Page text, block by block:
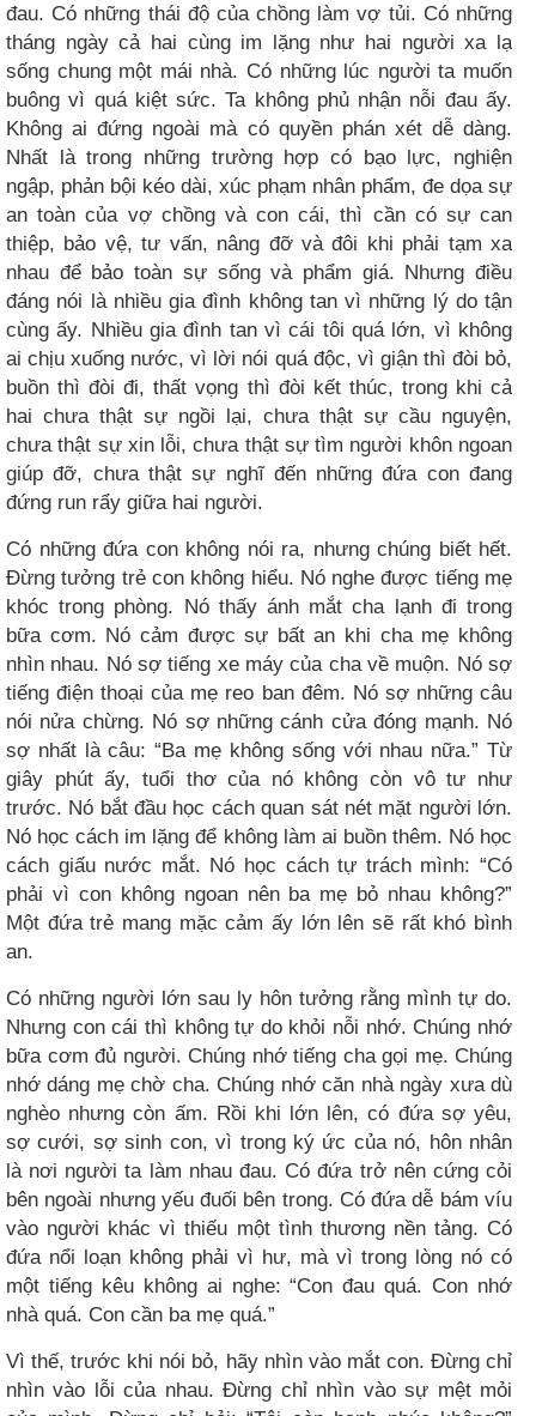
đau. Có những thái độ của chồng làm vợ tủi. Có những
tháng ngày cả hai cùng im lặng như hai người xa lạ
sống chung một mái nhà. Có những lúc người ta muốn
buông vì quá kiệt sức. Ta không phủ nhận nỗi đau ấy.
Không ai đứng ngoài mà có quyền phán xét dễ dàng.
Nhất là trong những trường hợp có bạo lực, nghiện
ngập, phản bội kéo dài, xúc phạm nhân phẩm, đe dọa sự
an toàn của vợ chồng và con cái, thì cần có sự can
thiệp, bảo vệ, tư vấn, nâng đỡ và đôi khi phải tạm xa
nhau để bảo toàn sự sống và phẩm giá. Nhưng điều
đáng nói là nhiều gia đình không tan vì những lý do tận
cùng ấy. Nhiều gia đình tan vì cái tôi quá lớn, vì không
ai chịu xuống nước, vì lời nói quá độc, vì giận thì đòi bỏ,
buồn thì đòi đi, thất vọng thì đòi kết thúc, trong khi cả
hai chưa thật sự ngồi lại, chưa thật sự cầu nguyện,
chưa thật sự xin lỗi, chưa thật sự tìm người khôn ngoan
giúp đỡ, chưa thật sự nghĩ đến những đứa con đang
đứng run rẩy giữa hai người.
Có những đứa con không nói ra, nhưng chúng biết hết.
Đừng tưởng trẻ con không hiểu. Nó nghe được tiếng mẹ
khóc trong phòng. Nó thấy ánh mắt cha lạnh đi trong
bữa cơm. Nó cảm được sự bất an khi cha mẹ không
nhìn nhau. Nó sợ tiếng xe máy của cha về muộn. Nó sợ
tiếng điện thoại của mẹ reo ban đêm. Nó sợ những câu
nói nửa chừng. Nó sợ những cánh cửa đóng mạnh. Nó
sợ nhất là câu: “Ba mẹ không sống với nhau nữa.” Từ
giây phút ấy, tuổi thơ của nó không còn vô tư như
trước. Nó bắt đầu học cách quan sát nét mặt người lớn.
Nó học cách im lặng để không làm ai buồn thêm. Nó học
cách giấu nước mắt. Nó học cách tự trách mình: “Có
phải vì con không ngoan nên ba mẹ bỏ nhau không?”
Một đứa trẻ mang mặc cảm ấy lớn lên sẽ rất khó bình
an.
Có những người lớn sau ly hôn tưởng rằng mình tự do.
Nhưng con cái thì không tự do khỏi nỗi nhớ. Chúng nhớ
bữa cơm đủ người. Chúng nhớ tiếng cha gọi mẹ. Chúng
nhớ dáng mẹ chờ cha. Chúng nhớ căn nhà ngày xưa dù
nghèo nhưng còn ấm. Rồi khi lớn lên, có đứa sợ yêu,
sợ cưới, sợ sinh con, vì trong ký ức của nó, hôn nhân
là nơi người ta làm nhau đau. Có đứa trở nên cứng cỏi
bên ngoài nhưng yếu đuối bên trong. Có đứa dễ bám víu
vào người khác vì thiếu một tình thương nền tảng. Có
đứa nổi loạn không phải vì hư, mà vì trong lòng nó có
một tiếng kêu không ai nghe: “Con đau quá. Con nhớ
nhà quá. Con cần ba mẹ quá.”
Vì thế, trước khi nói bỏ, hãy nhìn vào mắt con. Đừng chỉ
nhìn vào lỗi của nhau. Đừng chỉ nhìn vào sự mệt mỏi